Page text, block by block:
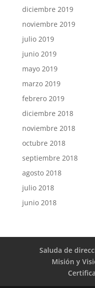
diciembre 2019
noviembre 2019
julio 2019
junio 2019
mayo 2019
marzo 2019
febrero 2019
diciembre 2018
noviembre 2018
octubre 2018
septiembre 2018
agosto 2018
julio 2018
junio 2018
Saluda de
Misión y